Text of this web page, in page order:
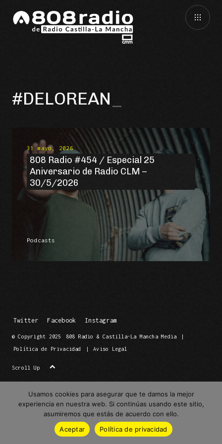
#DELOREAN
31 mayo, 2026
808 Radio #454 / Especial 25
Aniversario de Radio CLM –
30/5/2026
Podcasts
Twitter Facebook Instagram
© Copyright 2025 808 Radio & Castilla-La Mancha Media |
Política de Privacidad | Aviso Legal
Scroll Up
Usamos cookies para asegurar que te damos la mejor
experiencia en nuestra web. Si continúas usando este sitio,
asumiremos que estás de acuerdo con ello.
Aceptar
Política de privacidad